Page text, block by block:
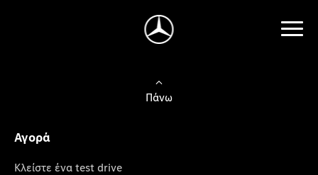
Πάνω
Αγορά
Κλείστε ένα test drive